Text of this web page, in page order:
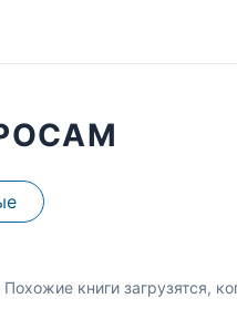
Похожие книги загрузятся,